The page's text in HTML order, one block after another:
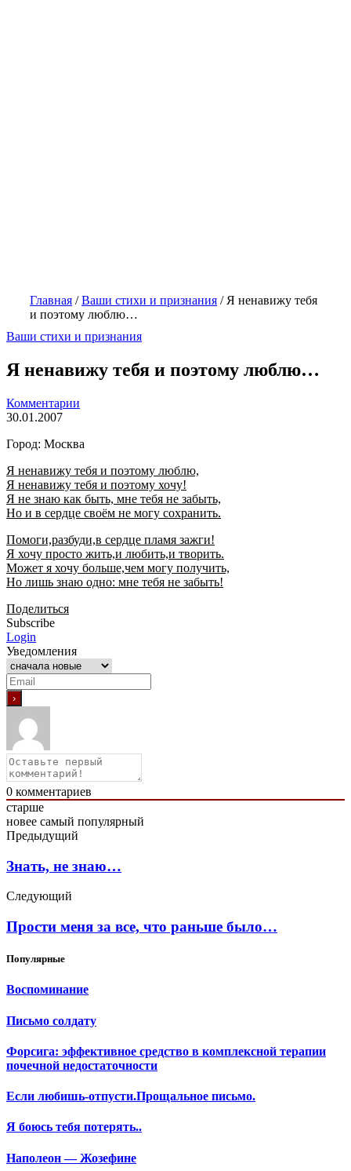
Главная /Ваши стихи и признания / Я ненавижу тебя
и поэтому люблю…
Ваши стихи и признания
Я ненавижу тебя и поэтому люблю…
Комментарии
30.01.2007
Город: Москва
Я ненавижу тебя и поэтому люблю,
Я ненавижу тебя и поэтому хочу!
Я не знаю как быть, мне тебя не забыть,
Но и в сердце своём не могу сохранить.
Помоги,разбуди,в сердце пламя зажги!
Я хочу просто жить,и любить,и творить.
Может я хочу больше,чем могу получить,
Но лишь знаю одно: мне тебя не забыть!
Поделиться
Subscribe
Login
Уведомления
0 комментариев
старше
новее самый популярный
Предыдущий
Знать, не знаю…
Следующий
Прости меня за все, что раньше было…
Популярные
Воспоминание
Письмо солдату
Форсига: эффективное средство в комплексной терапии
почечной недостаточности
Если любишь-отпусти.Прощальное письмо.
Я боюсь тебя потерять..
Наполеон — Жозефине